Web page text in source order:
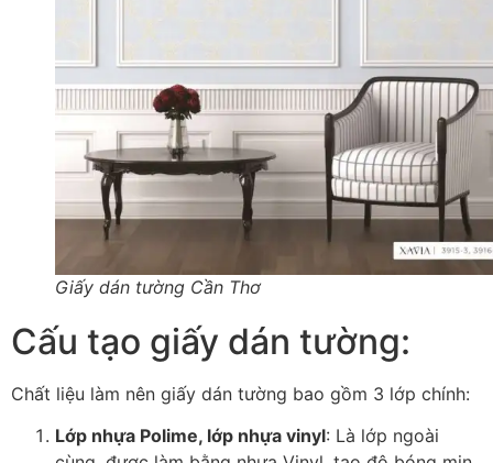
Giấy dán tường Cần Thơ
Cấu tạo giấy dán tường:
Chất liệu làm nên giấy dán tường bao gồm 3 lớp chính:
Lớp nhựa Polime, lớp nhựa vinyl: Là lớp ngoài